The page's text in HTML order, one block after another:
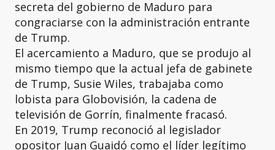
secreta del gobierno de Maduro para
congraciarse con la administración entrante
de Trump.
El acercamiento a Maduro, que se produjo al
mismo tiempo que la actual jefa de gabinete
de Trump, Susie Wiles, trabajaba como
lobista para Globovisión, la cadena de
televisión de Gorrín, finalmente fracasó.
En 2019, Trump reconoció al legislador
opositor Juan Guaidó como el líder legítimo